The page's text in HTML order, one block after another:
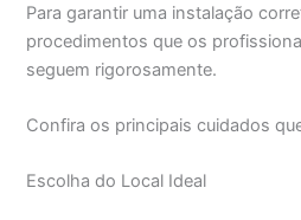
Para garantir uma instalação
procedimentos que os
seguem rigorosamente.
Confira os principais cuidados
Escolha do Local Ideal